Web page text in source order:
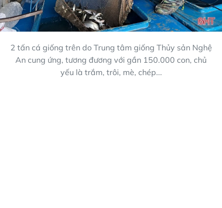
2 tấn cá giống trên do Trung tâm giống Thủy sản Nghệ
An cung ứng, tương đương với gần 150.000 con, chủ
yếu là trắm, trôi, mè, chép...